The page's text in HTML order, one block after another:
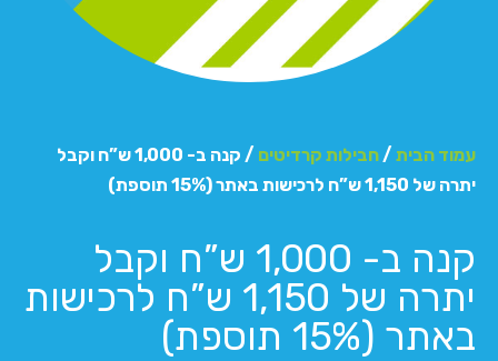
עמוד הבית /חבילות קרדיטים
/ קנה ב- 1,000 ש”ח וקבל
יתרה של 1,150 ש”ח לרכישות באתר (15% תוספת)
קנה ב- 1,000 ש”ח וקבל
יתרה של 1,150 ש”ח לרכישות
באתר (15% תוספת)